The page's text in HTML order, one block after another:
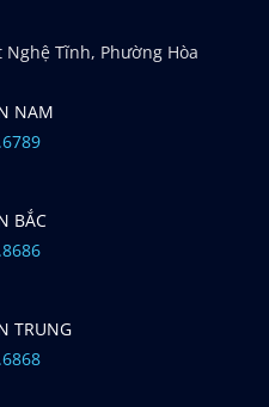
Nghệ Tĩnh, Phường Hòa
NAM
BẮC
TRUNG